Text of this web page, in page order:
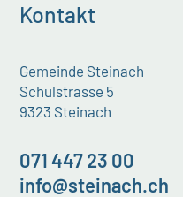
Kontakt
Gemeinde Steinach
Schulstrasse 5
9323 Steinach
071 447 23 00
info@steinach.ch